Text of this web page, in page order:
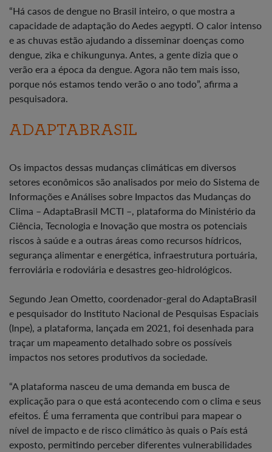
“Há casos de dengue no Brasil inteiro, o que mostra a
capacidade de adaptação do Aedes aegypti. O calor intenso
e as chuvas estão ajudando a disseminar doenças como
dengue, zika e chikungunya. Antes, a gente dizia que o
verão era a época da dengue. Agora não tem mais isso,
porque nós estamos tendo verão o ano todo”, afirma a
pesquisadora.
ADAPTABRASIL
Os impactos dessas mudanças climáticas em diversos
setores econômicos são analisados por meio do Sistema de
Informações e Análises sobre Impactos das Mudanças do
Clima – AdaptaBrasil MCTI –, plataforma do Ministério da
Ciência, Tecnologia e Inovação que mostra os potenciais
riscos à saúde e a outras áreas como recursos hídricos,
segurança alimentar e energética, infraestrutura portuária,
ferroviária e rodoviária e desastres geo-hidrológicos.
Segundo Jean Ometto, coordenador-geral do AdaptaBrasil
e pesquisador do Instituto Nacional de Pesquisas Espaciais
(Inpe), a plataforma, lançada em 2021, foi desenhada para
traçar um mapeamento detalhado sobre os possíveis
impactos nos setores produtivos da sociedade.
“A plataforma nasceu de uma demanda em busca de
explicação para o que está acontecendo com o clima e seus
efeitos. É uma ferramenta que contribui para mapear o
nível de impacto e de risco climático às quais o País está
exposto, permitindo perceber diferentes vulnerabilidades